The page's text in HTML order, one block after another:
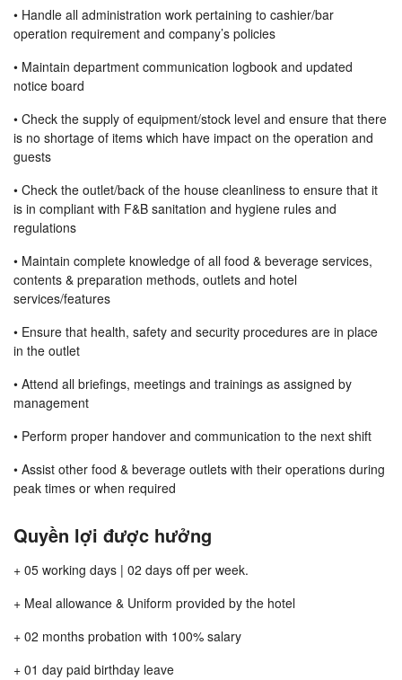
• Handle all administration work pertaining to cashier/bar
operation requirement and company’s policies
• Maintain department communication logbook and updated
notice board
• Check the supply of equipment/stock level and ensure that there
is no shortage of items which have impact on the operation and
guests
• Check the outlet/back of the house cleanliness to ensure that it
is in compliant with F&B sanitation and hygiene rules and
regulations
• Maintain complete knowledge of all food & beverage services,
contents & preparation methods, outlets and hotel
services/features
• Ensure that health, safety and security procedures are in place
in the outlet
• Attend all briefings, meetings and trainings as assigned by
management
• Perform proper handover and communication to the next shift
• Assist other food & beverage outlets with their operations during
peak times or when required
Quyền lợi được hưởng
+ 05 working days | 02 days off per week.
+ Meal allowance & Uniform provided by the hotel
+ 02 months probation with 100% salary
+ 01 day paid birthday leave